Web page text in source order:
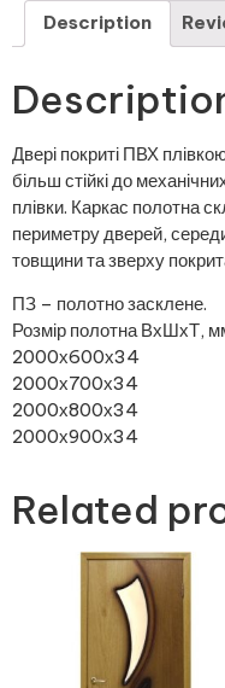
Description
Двері покриті ПВХ
більш стійкі до
плівки. Каркас полотна
периметру дверей,
товщини та зверху
ПЗ – полотно засклене.
Розмір полотна ВхШхТ,
2000х600х34
2000х700х34
2000х800х34
2000х900х34
Related